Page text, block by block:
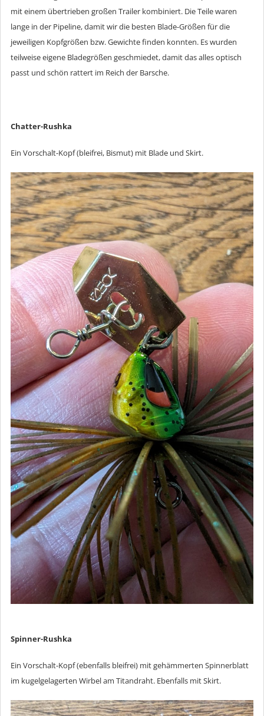
mit einem übertrieben großen Trailer kombiniert. Die Teile waren
lange in der Pipeline, damit wir die besten Blade-Größen für die
jeweiligen Kopfgrößen bzw. Gewichte finden konnten. Es wurden
teilweise eigene Bladegrößen geschmiedet, damit das alles optisch
passt und schön rattert im Reich der Barsche.
Chatter-Rushka
Ein Vorschalt-Kopf (bleifrei, Bismut) mit Blade und Skirt.
Spinner-Rushka
Ein Vorschalt-Kopf (ebenfalls bleifrei) mit gehämmerten Spinnerblatt
im kugelgelagerten Wirbel am Titandraht. Ebenfalls mit Skirt.